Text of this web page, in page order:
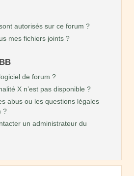
autorisés sur ce forum ?
mes fichiers joints ?
de forum ?
X n’est pas disponible ?
abus ou les questions légales
?
un administrateur du